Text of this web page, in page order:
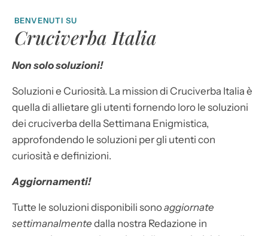
BENVENUTI SU
Cruciverba Italia
Non solo soluzioni!
Soluzioni e Curiosità. La mission di Cruciverba Italia è
quella di allietare gli utenti fornendo loro le soluzioni
dei cruciverba della Settimana Enigmistica,
approfondendo le soluzioni per gli utenti con
curiosità e definizioni.
Aggiornamenti!
Tutte le soluzioni disponibili sonoaggiornate
settimanalmente dalla nostra Redazione in